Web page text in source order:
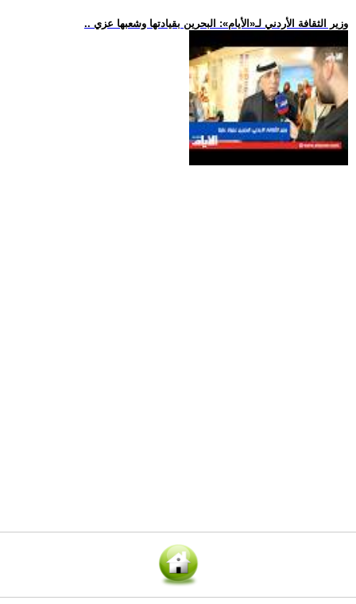
.. وزير الثقافة الأردني لـ«الأيام»: البحرين بقيادتها وشعبها عزي